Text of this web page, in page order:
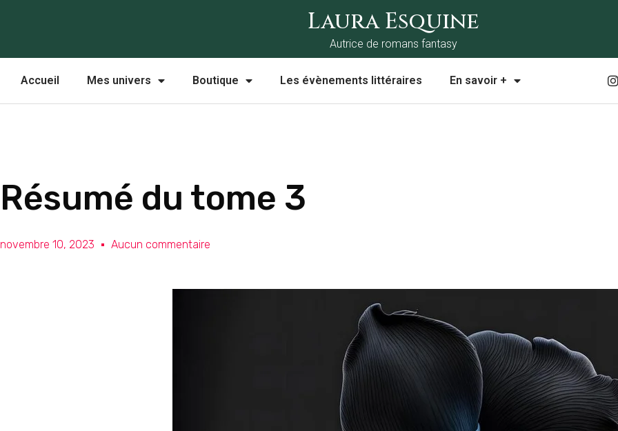
Laura Esquine
Autrice de romans fantasy
Accueil Mes univers Boutique Les évènements littéraires En savoir +
I
n
Résumé du tome 3
novembre 10, 2023 Aucun commentaire